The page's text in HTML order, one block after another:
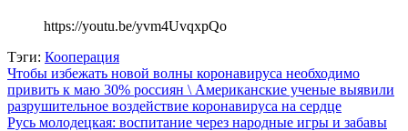
https://youtu.be/yvm4UvqxpQo
Тэги: Кооперация
Чтобы избежать новой волны коронавируса необходимо
привить к маю 30% россиян \ Американские ученые выявили
разрушительное воздействие коронавируса на сердце
Русь молодецкая: воспитание через народные игры и забавы